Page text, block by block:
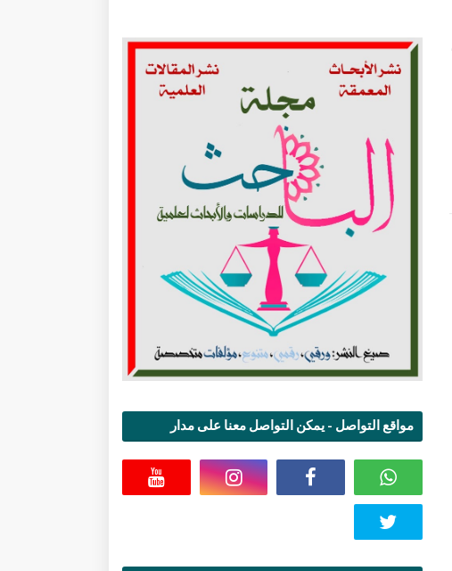
مواقع التواصل - يمكن التواصل معنا على مدار